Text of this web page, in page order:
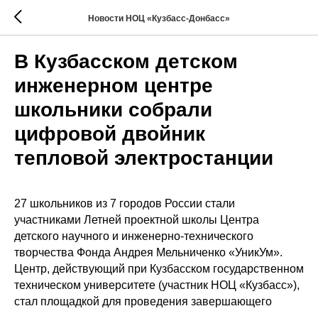
Новости НОЦ «Кузбасс-Донбасс»
В Кузбасском детском
инженерном центре
школьники собрали
цифровой двойник
тепловой электростанции
27 школьников из 7 городов России стали
участниками Летней проектной школы Центра
детского научного и инженерно-технического
творчества Фонда Андрея Мельниченко «УникУм».
Центр, действующий при Кузбасском государственном
техническом университете (участник НОЦ «Кузбасс»),
стал площадкой для проведения завершающего